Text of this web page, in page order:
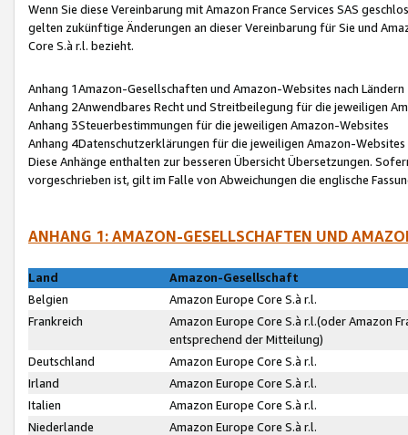
Wenn Sie diese Vereinbarung mit Amazon France Services SAS
gelten zukünftige Änderungen an dieser Vereinbarung für Sie und
Core S.à r.l. bezieht.
Anhang 1Amazon-Gesellschaften und Amazon-Websites nach Ländern
Anhang 2Anwendbares Recht und Streitbeilegung für die jeweiligen
Anhang 3Steuerbestimmungen für die jeweiligen Amazon-Websites
Anhang 4Datenschutzerklärungen für die jeweiligen Amazon-Websites
Diese Anhänge enthalten zur besseren Übersicht Übersetzungen.
vorgeschrieben ist, gilt im Falle von Abweichungen die englische
ANHANG 1: AMAZON-GESELLSCHAFTEN UND
Land
Amazon-Gesellschaft
Belgien
Amazon Europe Core S.à r.l.
Frankreich
Amazon Europe Core S.à r.l.(oder Amazon
entsprechend der Mitteilung)
Deutschland
Amazon Europe Core S.à r.l.
Irland
Amazon Europe Core S.à r.l.
Italien
Amazon Europe Core S.à r.l.
Niederlande
Amazon Europe Core S.à r.l.